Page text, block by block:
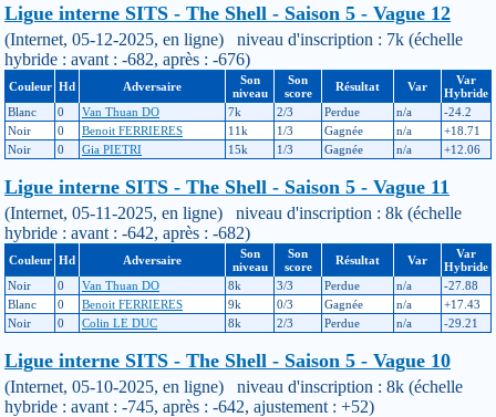
Ligue interne SITS - The Shell - Saison 5 - Vague 12
(Internet, 05-12-2025, en ligne) niveau d'inscription : 7k (échelle
hybride : avant : -682, après : -676)
Couleur Hd Adversaire
Son
niveau
Son
score
Résultat Var
Var
Hybride
Blanc
0 Van Thuan DO 7k 2/3 Perdue n/a
-24.2
Noir
0 Benoit FERRIERES 11k 1/3 Gagnée n/a
+18.71
Noir
0 Gia PIETRI 15k 1/3 Gagnée n/a +12.06
Ligue interne SITS - The Shell - Saison 5 - Vague 11
(Internet, 05-11-2025, en ligne) niveau d'inscription : 8k (échelle
hybride : avant : -642, après : -682)
Couleur Hd Adversaire
Son
niveau
Son
score
Résultat Var
Var
Hybride
Noir
0 Van Thuan DO 8k 3/3 Perdue n/a
-27.88
Blanc
0 Benoit FERRIERES 9k 0/3 Gagnée n/a
+17.43
Noir
0 Colin LE DUC 8k 2/3 Perdue n/a -29.21
Ligue interne SITS - The Shell - Saison 5 - Vague 10
(Internet, 05-10-2025, en ligne) niveau d'inscription : 8k (échelle
hybride : avant : -745, après : -642, ajustement : +52)